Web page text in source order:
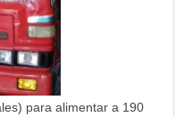
para alimentar a 190